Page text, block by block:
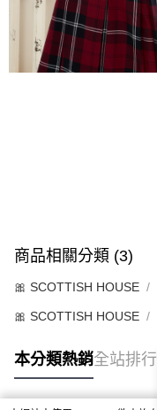
商品相關分類 (3)
🎀 SCOTTISH HOUSE
🎀 SCOTTISH HOUSE
本分類熱銷全站排行